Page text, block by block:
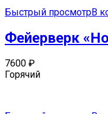
Быстрый просмотрВ
Фейерверк
7600 ₽
Горячий